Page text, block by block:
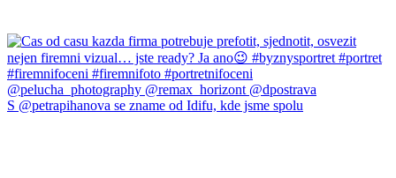
S @petrapihanova se zname od Idifu, kde jsme spolu